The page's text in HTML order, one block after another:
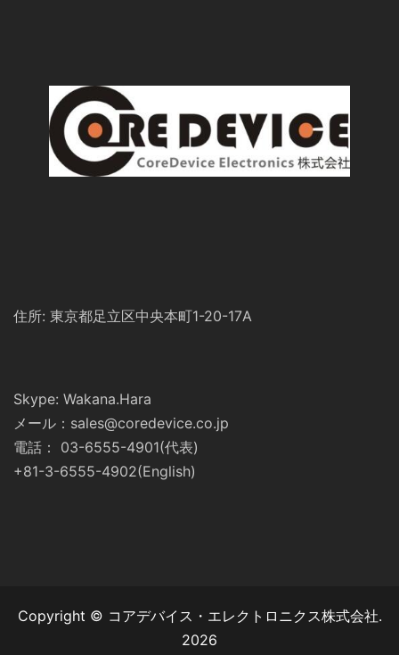
住所: 東京都足立区中央本町1-20-17A
Skype: Wakana.Hara
メール：sales@coredevice.co.jp
電話： 03-6555-4901(代表)
+81-3-6555-4902(English)
Copyright © コアデバイス・エレクトロニクス株式会社.
2026